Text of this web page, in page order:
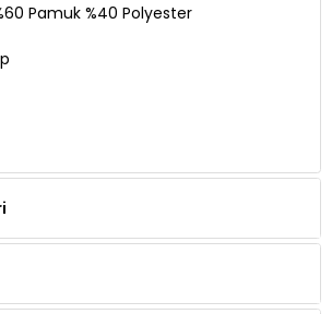
Pamuk %40 Polyester